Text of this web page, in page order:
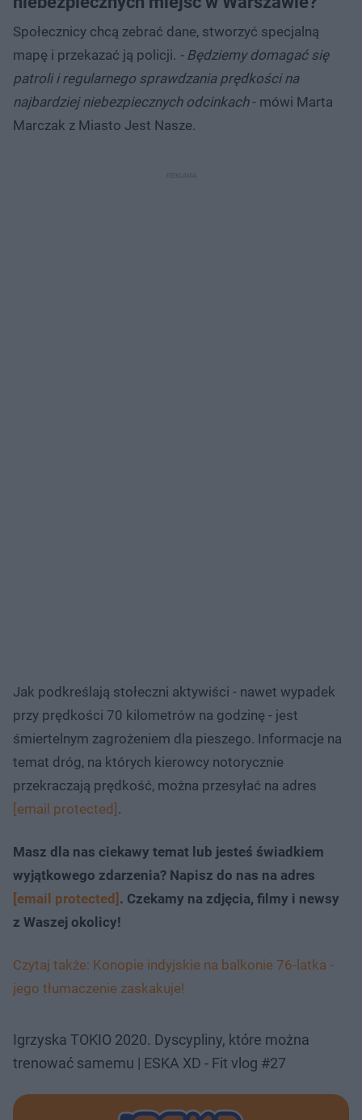
Społecznicy chcą zebrać dane, stworzyć specjalną
mapę i przekazać ją policji. - Będziemy domagać się
patroli i regularnego sprawdzania prędkości na
najbardziej niebezpiecznych odcinkach- mówi Marta
Marczak z Miasto Jest Nasze.
Jak podkreślają stołeczni aktywiści - nawet wypadek
przy prędkości 70 kilometrów na godzinę - jest
śmiertelnym zagrożeniem dla pieszego. Informacje na
temat dróg, na których kierowcy notorycznie
przekraczają prędkość, można przesyłać na adres
[email protected] .
Masz dla nas ciekawy temat lub jesteś świadkiem
wyjątkowego zdarzenia? Napisz do nas na adres
[email protected] . Czekamy na zdjęcia, filmy i newsy
z Waszej okolicy!
Czytaj także: Konopie indyjskie na balkonie 76-latka -
jego tłumaczenie zaskakuje!
Igrzyska TOKIO 2020. Dyscypliny, które można
trenować samemu | ESKA XD - Fit vlog #27